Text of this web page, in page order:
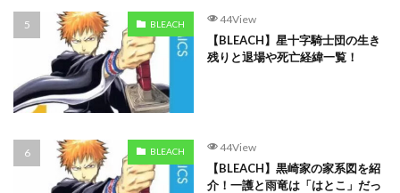
BLEACH 44View
【BLEACH】星十字騎士団の生き
残りと退場や死亡経緯一覧！
BLEACH 44View
【BLEACH】黒崎家の家系図を紹
介！一護と雨竜は「はとこ」だっ